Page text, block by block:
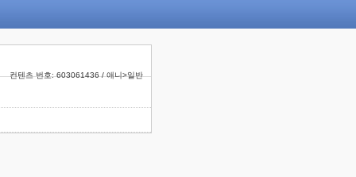
컨텐츠 번호: 603061436 / 애니>일반